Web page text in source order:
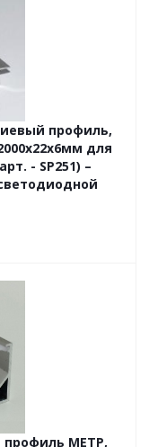
профиль,
для
- SP251) –
профиль МЕТР,